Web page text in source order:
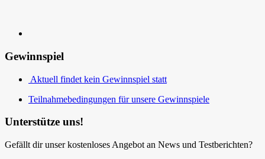
Gewinnspiel
Aktuell findet kein Gewinnspiel statt
Teilnahmebedingungen für unsere Gewinnspiele
Unterstütze uns!
Gefällt dir unser kostenloses Angebot an News und Testberichten?